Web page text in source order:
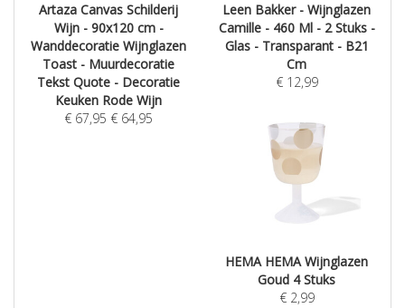
Artaza Canvas Schilderij
Wijn - 90x120 cm -
Wanddecoratie Wijnglazen
Toast - Muurdecoratie
Tekst Quote - Decoratie
Keuken Rode Wijn
€ 67,95 € 64,95
Leen Bakker - Wijnglazen
Camille - 460 Ml - 2 Stuks -
Glas - Transparant - B21
Cm
€ 12,99
HEMA HEMA Wijnglazen
Goud 4 Stuks
€ 2,99